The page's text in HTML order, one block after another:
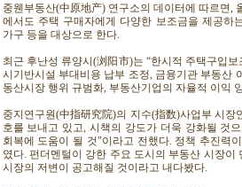
중웬부동산(中原地产) 연구소의 데이터에 따르면,
에서도 주택 구매자에게 다양한 보조금을 제공하
가구 등을 대상으로 한다.
최근 후난성 류양시(浏阳市)는 “한시적 주택구입
시기반시설 부대비용 납부 조정, 금융기관 부동산
동산시장 행위 규범화, 부동산기업의 자율적 이익
중지연구원(中指研究院)의 지수(指数)사업부 시
호를 보내고 있고, 시책의 강도가 더욱 강화될 것
회복에 도움이 될 것"이라고 전했다. 정책 추진력
였다. 펀더멘털이 강한 주요 도시의 부동산 시장
시장의 저변이 공고해질 것이라고 내다봤다.